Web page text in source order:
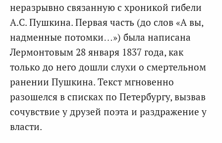
неразрывно связанную с хроникой гибели
А.С. Пушкина. Первая часть (до слов «А вы,
надменные потомки…») была написана
Лермонтовым 28 января 1837 года, как
только до него дошли слухи о смертельном
ранении Пушкина. Текст мгновенно
разошелся в списках по Петербургу, вызвав
сочувствие у друзей поэта и раздражение у
власти.